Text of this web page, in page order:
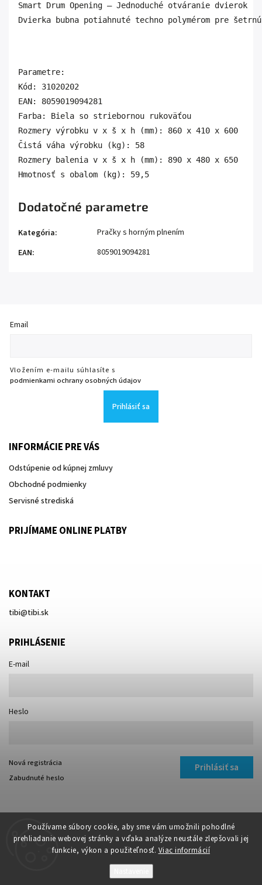
Používame súbory cookie, aby sme vám umožnili pohodlné
prehliadanie webovej stránky a vďaka analýze neustále zlepšovali jej
funkcie, výkon a použiteľnosť. Viac informácií
Smart Drum Opening – Jednoduché otváranie dvierok
Dvierka bubna potiahnuté techno polymérom pre
Parametre:
Kód: 31020202
EAN: 8059019094281
Farba: Biela so striebornou rukoväťou
Rozmery výrobku v x š x h (mm): 860 x 410 x 600
Čistá váha výrobku (kg): 58
Rozmery balenia v x š x h (mm): 890 x 480 x 650
Hmotnosť s obalom (kg): 59,5
Dodatočné parametre
Kategória:
Pračky s horným plnením
EAN: 8059019094281
Email
Vložením e-mailu súhlasíte s
podmienkami ochrany osobných údajov
Prihlásiť sa
INFORMÁCIE PRE VÁS
Odstúpenie od kúpnej zmluvy
Obchodné podmienky
Servisné strediská
PRIJÍMAME ONLINE PLATBY
KONTAKT
tibi@tibi.sk
PRIHLÁSENIE
E-mail
Heslo
Prihlásiť sa
Nová registrácia
Zabudnuté heslo
Copyright 2026TIBI. Všetky práva vyhradené.
Shoptet | Design